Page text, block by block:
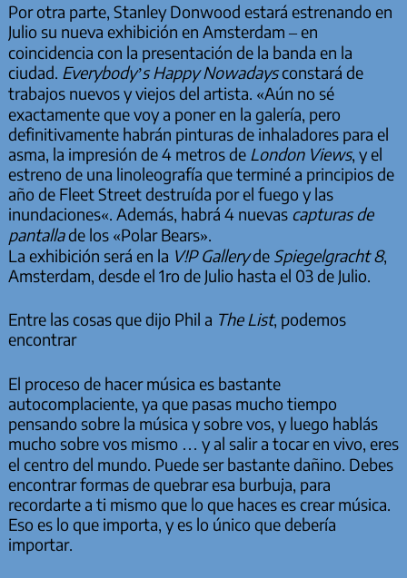
Por otra parte, Stanley Donwood estará estrenando en
Julio su nueva exhibición en Amsterdam – en
coincidencia con la presentación de la banda en la
ciudad. Everybody’s Happy Nowadaysconstará de
trabajos nuevos y viejos del artista. «Aún no sé
exactamente que voy a poner en la galería, pero
definitivamente habrán pinturas de inhaladores para el
asma, la impresión de 4 metros de London Views, y el
estreno de una linoleografía que terminé a principios de
año de Fleet Street destruída por el fuego y las
inundaciones«. Además, habrá 4 nuevas capturas de
pantallade los «Polar Bears».
La exhibición será en la V!P Galleryde Spiegelgracht 8,
Amsterdam, desde el 1ro de Julio hasta el 03 de Julio.
Entre las cosas que dijo Phil a The List, podemos
encontrar
El proceso de hacer música es bastante
autocomplaciente, ya que pasas mucho tiempo
pensando sobre la música y sobre vos, y luego hablás
mucho sobre vos mismo … y al salir a tocar en vivo, eres
el centro del mundo. Puede ser bastante dañino. Debes
encontrar formas de quebrar esa burbuja, para
recordarte a ti mismo que lo que haces es crear música.
Eso es lo que importa, y es lo único que debería
importar.